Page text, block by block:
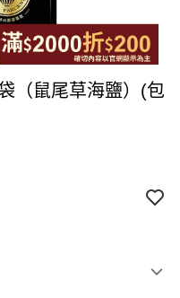
（鼠尾草海鹽）(包